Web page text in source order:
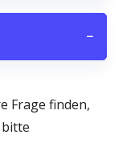
−
Frage finden,